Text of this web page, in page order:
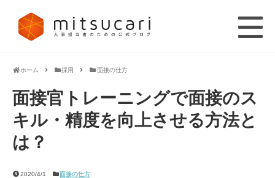
ホーム 採用 面接の仕方
面接官トレーニングで面接のス
キル・精度を向上させる方法と
は？
2020/4/1 面接の仕方